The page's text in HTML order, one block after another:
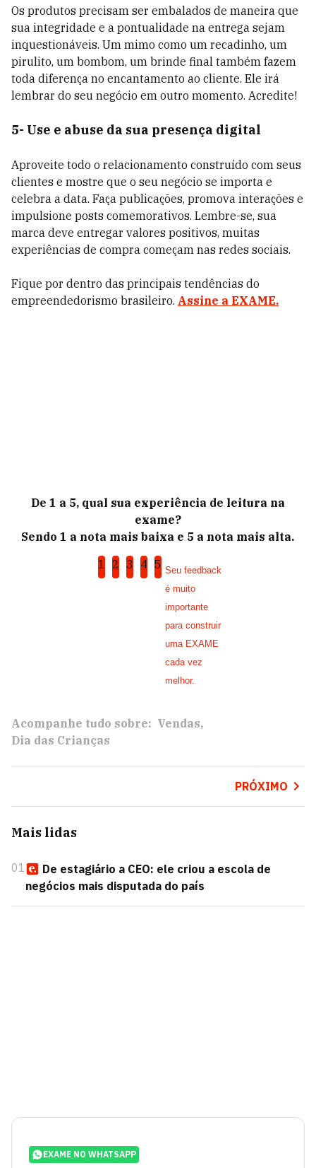
Os produtos precisam ser embalados de maneira que
sua integridade e a pontualidade na entrega sejam
inquestionáveis. Um mimo como um recadinho, um
pirulito, um bombom, um brinde final também fazem
toda diferença no encantamento ao cliente. Ele irá
lembrar do seu negócio em outro momento. Acredite!
5- Use e abuse da sua presença digital
Aproveite todo o relacionamento construído com seus
clientes e mostre que o seu negócio se importa e
celebra a data. Faça publicações, promova interações e
impulsione posts comemorativos. Lembre-se, sua
marca deve entregar valores positivos, muitas
experiências de compra começam nas redes sociais.
Fique por dentro das principais tendências do
empreendedorismo brasileiro. Assine a EXAME.
De 1 a 5, qual sua experiência de leitura na
exame?
Sendo 1 a nota mais baixa e 5 a nota mais alta.
1 2 3 4 5 Seu feedback
é muito
importante
para construir
uma EXAME
cada vez
melhor.
Acompanhe tudo sobre: Vendas
Dia das Crianças
PRÓXIMO
Mais lidas
01
De estagiário a CEO: ele criou a escola de
negócios mais disputada do país
EXAME NO WHATSAPP